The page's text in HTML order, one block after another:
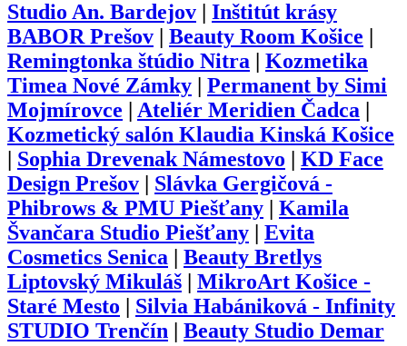
Studio An. Bardejov
Inštitút krásy
BABOR Prešov
Beauty Room Košice
Remingtonka štúdio Nitra
Kozmetika
Timea Nové Zámky
Permanent by Simi
Mojmírovce
Ateliér Meridien Čadca
Kozmetický salón Klaudia Kinská Košice
Sophia Drevenak Námestovo
KD Face
Design Prešov
Slávka Gergičová -
Phibrows & PMU Piešťany
Kamila
Švančara Studio Piešťany
Evita
Cosmetics Senica
Beauty Bretlys
Liptovský Mikuláš
MikroArt Košice -
Staré Mesto
Silvia Habániková - Infinity
STUDIO Trenčín
Beauty Studio Demar